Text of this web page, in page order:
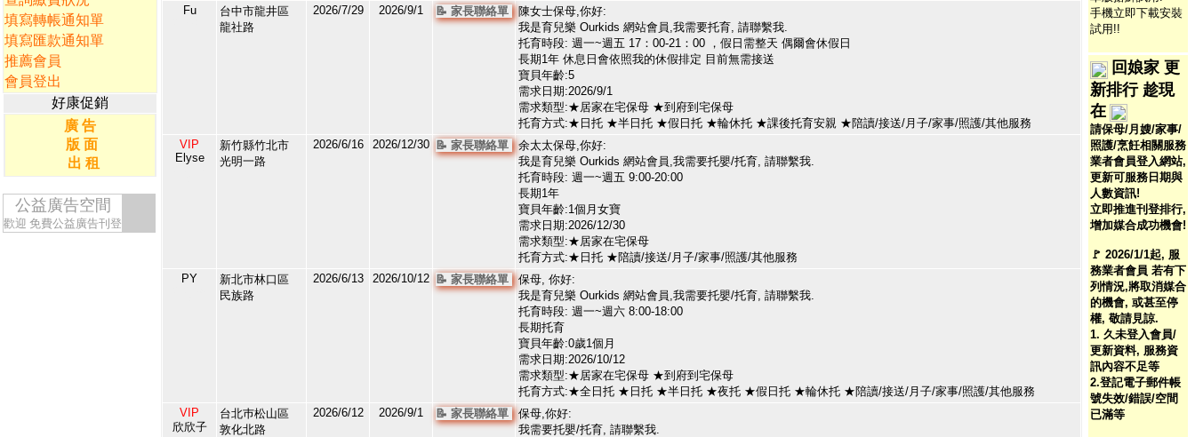
填寫轉帳通知單
填寫匯款通知單
推薦會員
會員登出
好康促銷
廣 告
版 面
出 租
公益廣告空間
歡迎 免費公益廣告刊登
Fu
台中市龍井區
龍社路
2026/7/29 2026/9/1 📝 家長聯絡單
陳女士保母,你好:
我是育兒樂 Ourkids 網站會員,我需要托育, 請聯繫我.
托育時段: 週一~週五 17：00-21：00 ，假日需整天 偶爾會休假日
長期1年 休息日會依照我的休假排定 目前無需接送
寶貝年齡:5
需求日期:2026/9/1
需求類型:★居家在宅保母 ★到府到宅保母
托育方式:★日托 ★半日托 ★假日托 ★輪休托 ★課後托育安親 ★陪讀/接送/月子/家事/照護/其他服務
VIP
Elyse
新竹縣竹北市
光明一路
2026/6/16 2026/12/30 📝 家長聯絡單
余太太保母,你好:
我是育兒樂 Ourkids 網站會員,我需要托嬰/托育, 請聯繫我.
托育時段: 週一~週五 9:00-20:00
長期1年
寶貝年齡:1個月女寶
需求日期:2026/12/30
需求類型:★居家在宅保母
托育方式:★日托 ★陪讀/接送/月子/家事/照護/其他服務
PY
新北市林口區
民族路
2026/6/13 2026/10/12 📝 家長聯絡單
保母, 你好:
我是育兒樂 Ourkids 網站會員,我需要托嬰/托育, 請聯繫我.
托育時段: 週一~週六 8:00-18:00
長期托育
寶貝年齡:0歲1個月
需求日期:2026/10/12
需求類型:★居家在宅保母 ★到府到宅保母
托育方式:★全日托 ★日托 ★半日托 ★夜托 ★假日托 ★輪休托 ★陪讀/接送/月子/家事/照護/其他服務
VIP
欣欣子
台北巿松山區
敦化北路
2026/6/12 2026/9/1 📝 家長聯絡單
保母,你好:
我需要托嬰/托育, 請聯繫我.
手機立即下載安裝
試用 !!
回娘家 更
新排行 趁現
在
請保母/月嫂/家事/
照護/烹飪相關服務
業者會員登入網站,
更新可服務日期與
人數資訊!
立即推進刊登排行,
增加媒合成功機會!
🚩 2026/1/1起, 服
務業者會員 若有下
列情況,將取消媒合
的機會, 或甚至停
權, 敬請見諒.
1. 久未登入會員/
更新資料, 服務資
訊內容不足等
2.登記電子郵件帳
號失效/錯誤/空間
已滿等